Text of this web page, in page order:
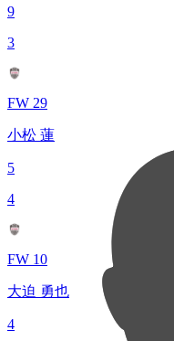
9
3
FW 29
小松 蓮
5
4
FW 10
大迫 勇也
4